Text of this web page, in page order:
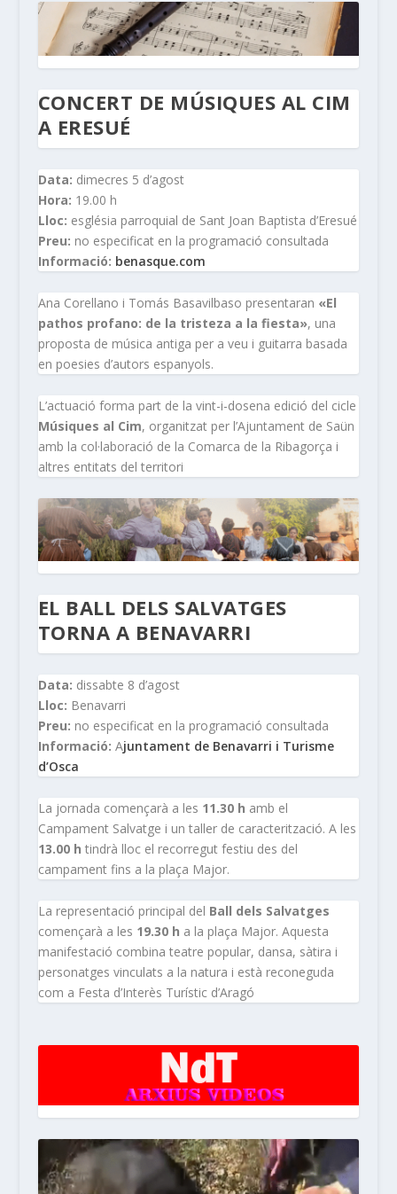
CONCERT DE MÚSIQUES AL CIM
A ERESUÉ
Data: dimecres 5 d’agost
Hora: 19.00 h
Lloc: església parroquial de Sant Joan Baptista d’Eresué
Preu: no especificat en la programació consultada
Informació: benasque.com
Ana Corellano i Tomás Basavilbaso presentaran «El
pathos profano: de la tristeza a la fiesta», una
proposta de música antiga per a veu i guitarra basada
en poesies d’autors espanyols.
L’actuació forma part de la vint-i-dosena edició del cicle
Músiques al Cim, organitzat per l’Ajuntament de Saün
amb la col·laboració de la Comarca de la Ribagorça i
altres entitats del territori
EL BALL DELS SALVATGES
TORNA A BENAVARRI
Data: dissabte 8 d’agost
Lloc: Benavarri
Preu: no especificat en la programació consultada
Informació: Ajuntament de Benavarri i Turisme
d’Osca
La jornada començarà a les 11.30 h amb el
Campament Salvatge i un taller de caracterització. A les
13.00 h tindrà lloc el recorregut festiu des del
campament fins a la plaça Major.
La representació principal del Ball dels Salvatges
començarà a les 19.30 h a la plaça Major. Aquesta
manifestació combina teatre popular, dansa, sàtira i
personatges vinculats a la natura i està reconeguda
com a Festa d’Interès Turístic d’Aragó